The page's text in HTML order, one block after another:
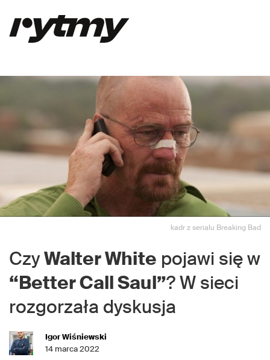
kadr z serialu Breaking Bad
CzyWalter White pojawi się w
“Better Call Saul”? W sieci
rozgorzała dyskusja
Igor Wiśniewski
14 marca 2022